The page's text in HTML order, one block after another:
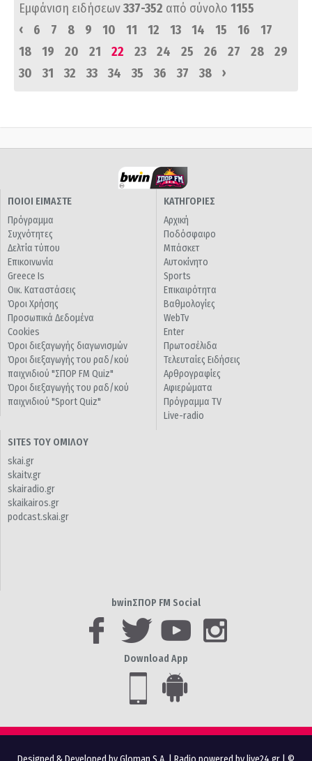
Εμφάνιση ειδήσεων337-352 από σύνολο 1155
‹
6 7 8 9 10 11 12 13 14 15 16
17
18
19 20 21 22 23 24 25 26 27 28
29
30
31 32 33 34 35 36 37 38 ›
ΠΟΙΟΙ ΕΙΜΑΣΤΕ
Πρόγραμμα
Συχνότητες
Δελτία τύπου
Επικοινωνία
Greece Is
Οικ. Καταστάσεις
Όροι Χρήσης
Προσωπικά Δεδομένα
Cookies
Όροι διεξαγωγής διαγωνισμών
Όροι διεξαγωγής του ραδ/κού
παιχνιδιού "ΣΠΟΡ FM Quiz"
Όροι διεξαγωγής του ραδ/κού
παιχνιδιού "Sport Quiz"
ΚΑΤΗΓΟΡΙΕΣ
Αρχική
Ποδόσφαιρο
Μπάσκετ
Αυτοκίνητο
Sports
Επικαιρότητα
Βαθμολογίες
WebTv
Enter
Πρωτοσέλιδα
Τελευταίες Ειδήσεις
Αρθρογραφίες
Αφιερώματα
Πρόγραμμα TV
Live-radio
SITES ΤΟΥ ΟΜΙΛΟΥ
skai.gr
skaitv.gr
skairadio.gr
skaikairos.gr
podcast.skai.gr
bwinΣΠΟΡ FM Social
Download App